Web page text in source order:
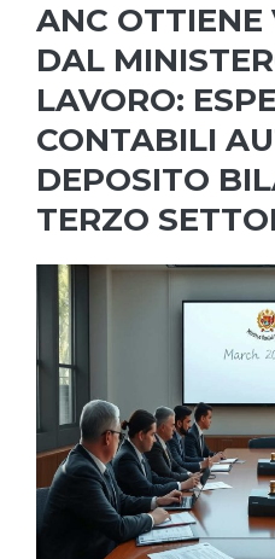
ANC OTTIENE
DAL
LAVORO:
CONTABILI
DEPOSITO
TERZO